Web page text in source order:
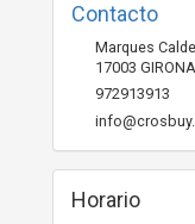
Contacto
Marques
17003 GIRONA
972913913
Horario